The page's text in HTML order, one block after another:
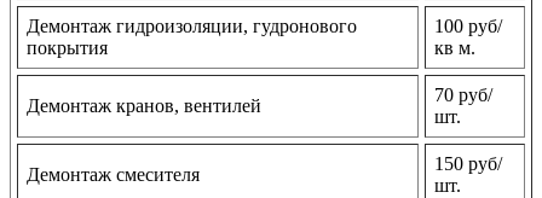
Демонтаж гидроизоляции, гудронового
покрытия
100 руб/
кв м.
Демонтаж кранов, вентилей
70 руб/
шт.
Демонтаж смесителя
150 руб/
шт.